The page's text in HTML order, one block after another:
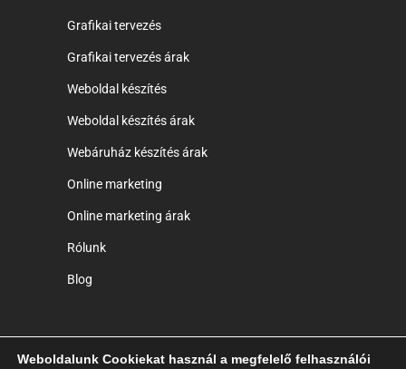
Grafikai tervezés
Grafikai tervezés árak
Weboldal készítés
Weboldal készítés árak
Webáruház készítés árak
Online marketing
Online marketing árak
Rólunk
Blog
Weboldalunk Cookiekat használ a megfelelő felhasználói